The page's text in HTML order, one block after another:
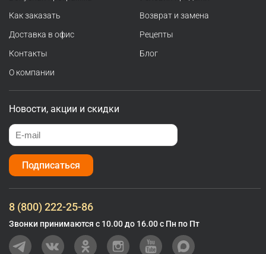
Как заказать
Доставка в офис
Контакты
О компании
Возврат и замена
Рецепты
Блог
Новости, акции и скидки
Подписаться
8 (800) 222-25-86
Звонки принимаются с 10.00 до 16.00 с Пн по Пт